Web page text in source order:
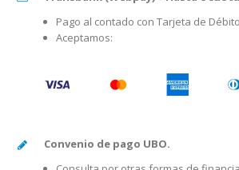
Pago al contado con Tarjeta de
Aceptamos:
Convenio de pago UBO.